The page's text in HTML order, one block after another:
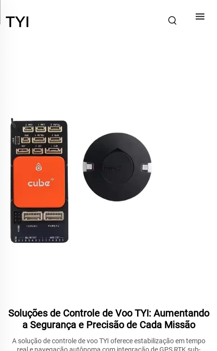
Soluções de Controle de Voo TYI: Aumentando
a Segurança e Precisão de Cada Missão
A solução de controle de voo TYI oferece estabilização em tempo